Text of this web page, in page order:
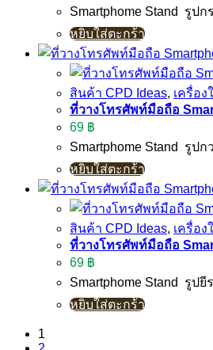
Smartphome Stand รูป
หยิบใส่ตะกร้า
สินค้า CPD Ideas, เครื่อง
ที่วางโทรศัพท์มือถือ
69 ฿
Smartphome Stand รูป
หยิบใส่ตะกร้า
สินค้า CPD Ideas, เครื่อง
ที่วางโทรศัพท์มือถือ
69 ฿
Smartphome Stand รูป
หยิบใส่ตะกร้า
1